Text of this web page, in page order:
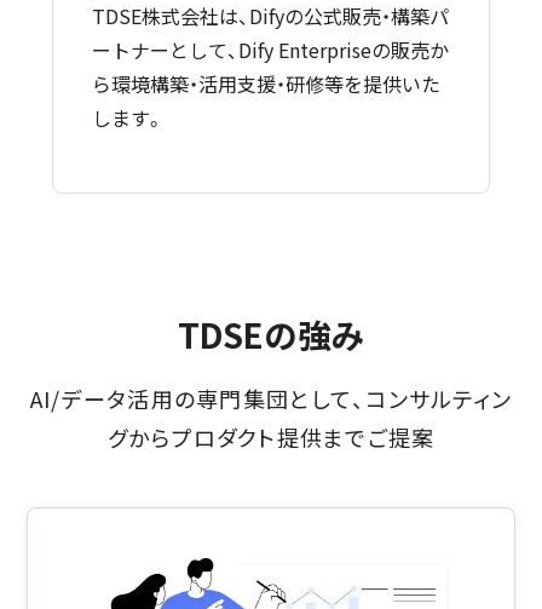
TDSE株式会社は、Difyの公式販売・構築パ
ートナーとして、Dify Enterpriseの販売か
ら環境構築・活用支援・研修等を提供いた
します。
TDSEの強み
AI/データ活用の専門集団として、コンサルティン
グからプロダクト提供までご提案​